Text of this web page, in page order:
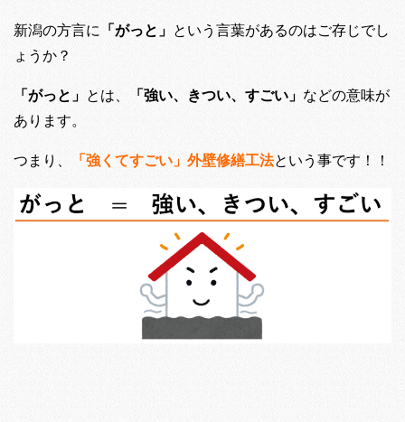
新潟の方言に 「がっと」 という言葉があるのはご存じでし
ょうか？
「がっと」 とは、 「強い、きつい、すごい」 などの意味が
あります。
つまり、 「強くてすごい」外壁修繕工法という事です！！